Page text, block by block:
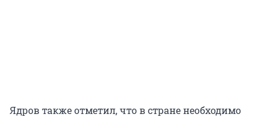
Ядров также отметил, что в стране необходимо